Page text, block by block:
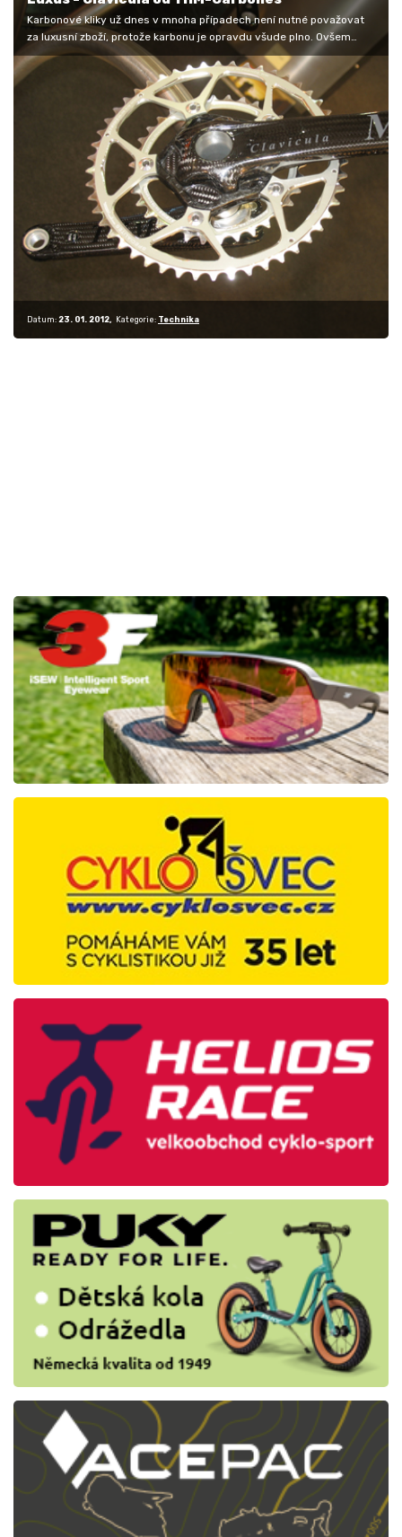
Karbonové kliky už dnes v mnoha případech není nutné považovat
za luxusní zboží, protože karbonu je opravdu všude plno. Ovšem
existují…
Datum: 23. 01. 2012 Kategorie: Technika